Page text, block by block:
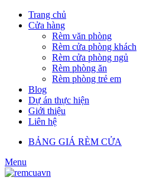
Trang chủ
Cửa hàng
Rèm văn phòng
Rèm cửa phòng khách
Rèm cửa phòng ngủ
Rèm phòng ăn
Rèm phòng trẻ em
Blog
Dự án thực hiện
Giới thiệu
Liên hệ
BẢNG GIÁ RÈM CỬA
Menu